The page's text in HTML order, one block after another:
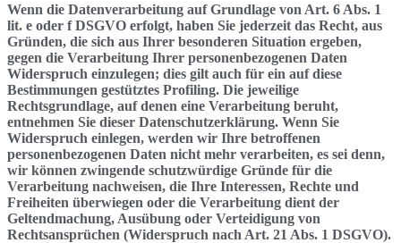
Wenn die Datenverarbeitung auf Grundlage von Art. 6 Abs. 1
lit. e oder f DSGVO erfolgt, haben Sie jederzeit das Recht, aus
Gründen, die sich aus Ihrer besonderen Situation ergeben,
gegen die Verarbeitung Ihrer personenbezogenen Daten
Widerspruch einzulegen; dies gilt auch für ein auf diese
Bestimmungen gestütztes Profiling. Die jeweilige
Rechtsgrundlage, auf denen eine Verarbeitung beruht,
entnehmen Sie dieser Datenschutzerklärung. Wenn Sie
Widerspruch einlegen, werden wir Ihre betroffenen
personenbezogenen Daten nicht mehr verarbeiten, es sei denn,
wir können zwingende schutzwürdige Gründe für die
Verarbeitung nachweisen, die Ihre Interessen, Rechte und
Freiheiten überwiegen oder die Verarbeitung dient der
Geltendmachung, Ausübung oder Verteidigung von
Rechtsansprüchen (Widerspruch nach Art. 21 Abs. 1 DSGVO).